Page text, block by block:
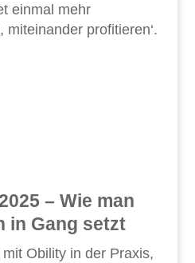
einmal mehr
miteinander profitieren‘.
– Wie man
in Gang setzt
Obility in der Praxis,